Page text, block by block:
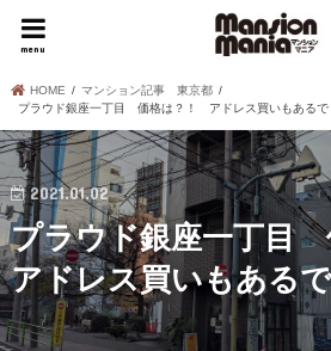
menu
HOME
マンション記事 東京都
プラウド銀座一丁目 価格は？！ アドレス買いもあるで
2021.01.02
プラウド銀座一丁
アドレス買いもある